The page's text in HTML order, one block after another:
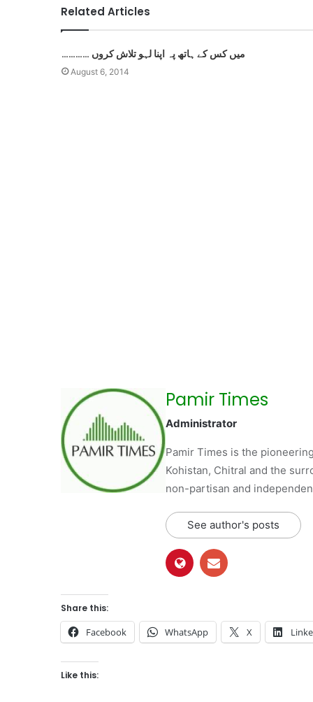
Related Articles
………… میں کس کے ہاتھ پہ اپنا لہو تلاش کروں
August 6, 2014
Pamir Times
Administrator
Pamir Times is the
Kohistan, Chitral and the
non-partisan and
See author's posts
Share this:
Facebook WhatsApp X
Like this: